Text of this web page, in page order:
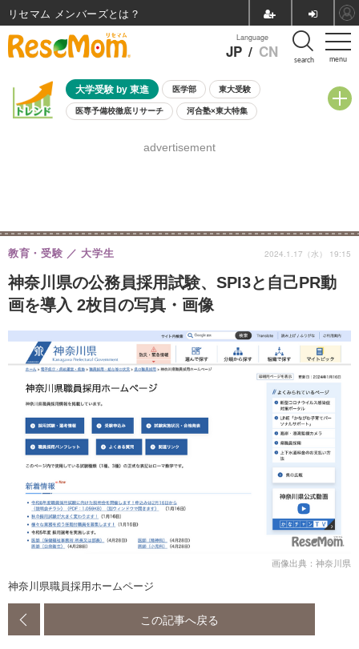
menu
Language
JP / CN search
大学受験 by 東進 医学部 東大受験
医専予備校徹底リサーチ 河合塾×東大特集
8月開催学校説明会・相談会
advertisement
神奈川県の公務員採用試験、SPI3と自己PR動
画を導入 2枚目の写真・画像
教育・受験 大学生 2024.1.17（水） 19:15
画像出典：神奈川県
神奈川県職員採用ホームページ
この記事へ戻る
リセマム メンバーズ